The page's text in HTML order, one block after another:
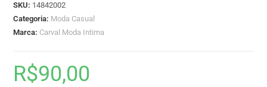
SKU: 14842002
Categoria: Moda Casual
Marca: Carval Moda Intima
R$90,00